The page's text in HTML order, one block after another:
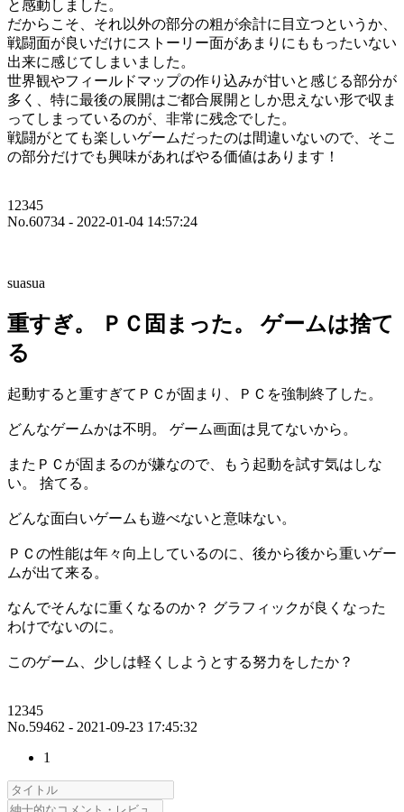
と感動しました。
だからこそ、それ以外の部分の粗が余計に目立つというか、
戦闘面が良いだけにストーリー面があまりにももったいない
出来に感じてしまいました。
世界観やフィールドマップの作り込みが甘いと感じる部分が
多く、特に最後の展開はご都合展開としか思えない形で収ま
ってしまっているのが、非常に残念でした。
戦闘がとても楽しいゲームだったのは間違いないので、そこ
の部分だけでも興味があればやる価値はあります！
12345
No.60734 - 2022-01-04 14:57:24
suasua
重すぎ。 ＰＣ固まった。 ゲームは捨て
る
起動すると重すぎてＰＣが固まり、ＰＣを強制終了した。
どんなゲームかは不明。 ゲーム画面は見てないから。
またＰＣが固まるのが嫌なので、もう起動を試す気はしな
い。 捨てる。
どんな面白いゲームも遊べないと意味ない。
ＰＣの性能は年々向上しているのに、後から後から重いゲー
ムが出て来る。
なんでそんなに重くなるのか？ グラフィックが良くなった
わけでないのに。
このゲーム、少しは軽くしようとする努力をしたか？
12345
No.59462 - 2021-09-23 17:45:32
1